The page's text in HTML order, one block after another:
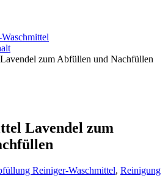
zum Abfüllen und Nachfüllen
Lavendel zum
Reiniger-Waschmittel, Reinigung